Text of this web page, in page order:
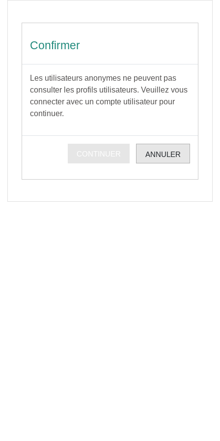
Confirmer
Les utilisateurs anonymes ne peuvent pas
consulter les profils utilisateurs. Veuillez vous
connecter avec un compte utilisateur pour
continuer.
CONTINUER ANNULER